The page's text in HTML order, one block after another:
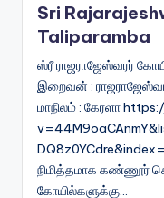
Sri
Taliparamba
ஸ்ரீ ராஜராஜேஸ்வரர்
இறைவன் :
மாநிலம் : கேரளா
நிமித்தமாக கண்ணூர்
கோயில்களுக்கு…